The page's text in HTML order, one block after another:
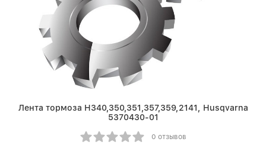
Лента тормоза H340,350,351,357,359,2141, Husqvarna
5370430-01
0 отзывов